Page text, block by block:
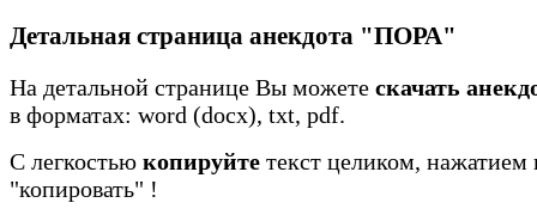
Детальная страница анекдота "ПОРА"
На детальной странице Вы можете скачать
в форматах: word (docx), txt, pdf.
С легкостью копируйте текст целиком, нажатием
"копировать" !